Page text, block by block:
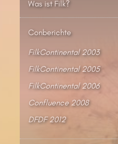
Was ist Filk?
Conberichte
FilkContinental 2003
FilkContinental 2005
FilkContinental 2006
Confluence 2008
DFDF 2012